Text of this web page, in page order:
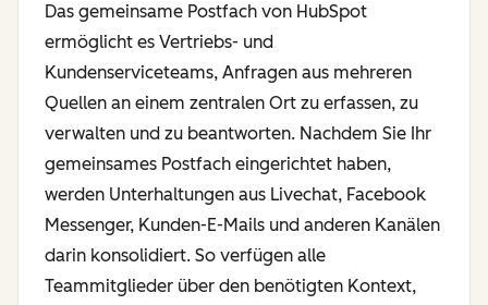
Das gemeinsame Postfach von HubSpot
ermöglicht es Vertriebs- und
Kundenserviceteams, Anfragen aus mehreren
Quellen an einem zentralen Ort zu erfassen, zu
verwalten und zu beantworten. Nachdem Sie Ihr
gemeinsames Postfach eingerichtet haben,
werden Unterhaltungen aus Livechat, Facebook
Messenger, Kunden-E-Mails und anderen Kanälen
darin konsolidiert. So verfügen alle
Teammitglieder über den benötigten Kontext,